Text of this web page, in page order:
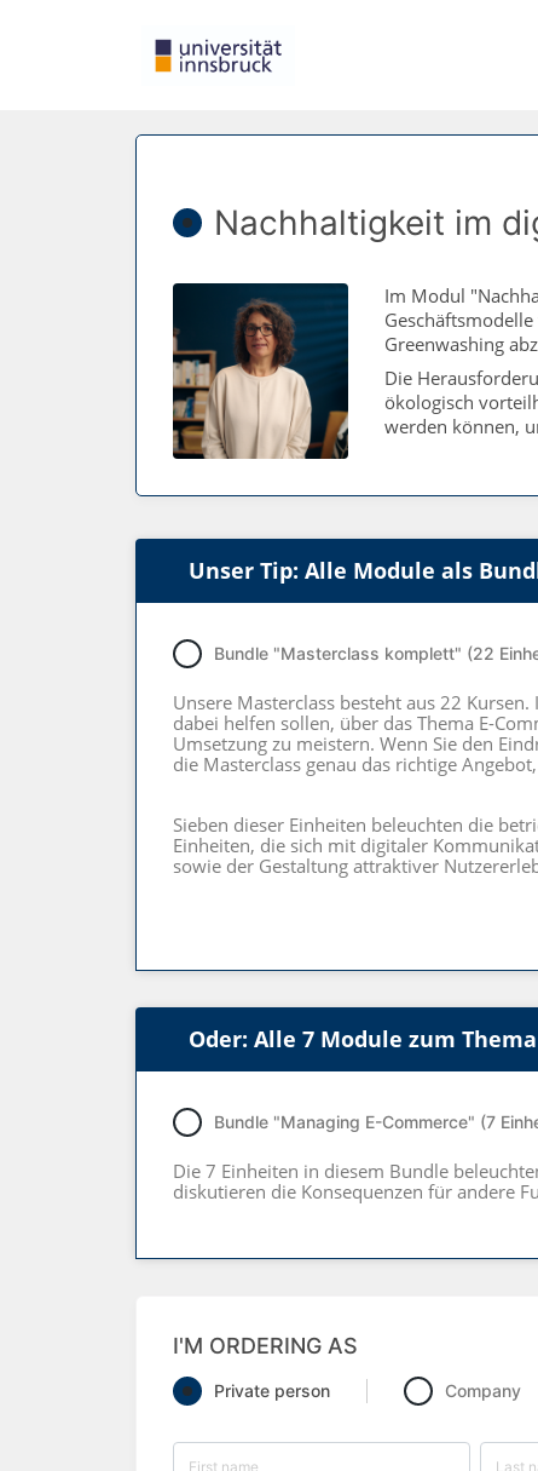
Nachhaltigkeit im
Im Modul
Greenwashing
Die
ökologisch
werden können,
Unser Tip: Alle Module als
Bundle "Masterclass komplett" (22
Unsere Masterclass besteht aus 22
dabei helfen sollen, über das Thema E-
Umsetzung zu meistern. Wenn Sie den
die Masterclass genau das richtige
Sieben dieser Einheiten beleuchten die
Einheiten, die sich mit digitaler
sowie der Gestaltung attraktiver
Oder: Alle 7 Module zum
Bundle "Managing E-Commerce" (7
Die 7 Einheiten in diesem Bundle
diskutieren die Konsequenzen für andere
I'M ORDERING AS
Private person Company